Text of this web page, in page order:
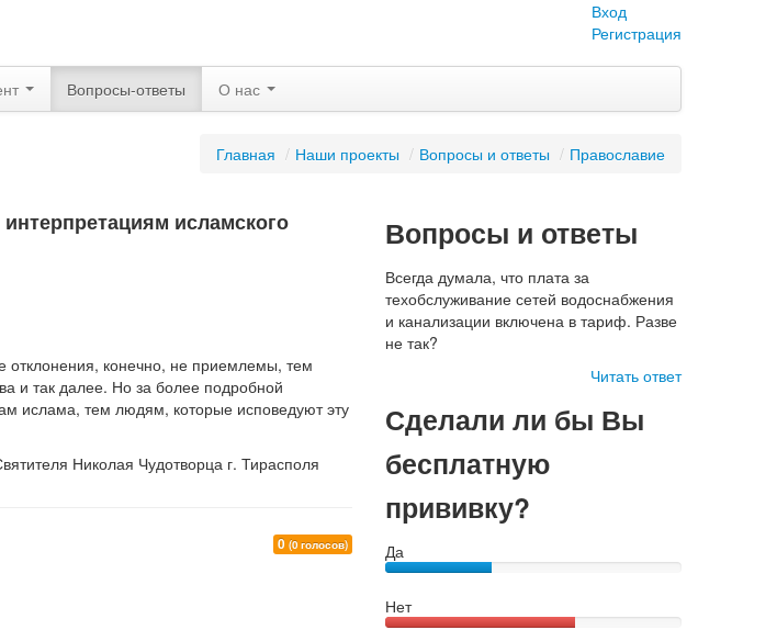
Вход
Регистрация
Вопросы-ответы О нас
Главная / Наши проекты / Вопросы и ответы / Православие
исламского
конечно, не приемлемы, тем
и так далее. Но за более подробной
ислама, тем людям, которые исповедуют эту
Николая Чудотворца г. Тирасполя
0 (0 голосов)
Вопросы и ответы
Всегда думала, что плата за
техобслуживание сетей водоснабжения
и канализации включена в тариф. Разве
не так?
Читать ответ
Сделали ли бы Вы
бесплатную
прививку?
Да
Нет